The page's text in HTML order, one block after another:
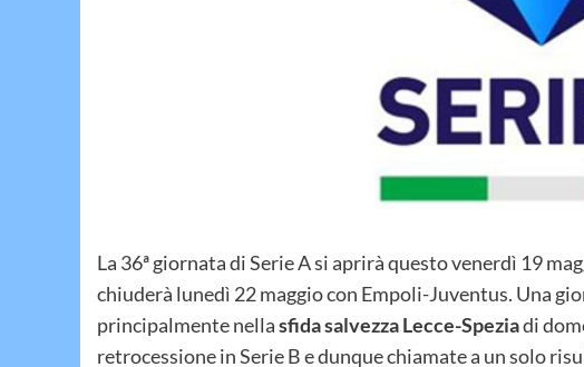
La 36ª giornata di Serie A si aprirà questo venerdì 19
chiuderà lunedì 22 maggio con Empoli-Juventus. Una
principalmente nellasfida salvezza Lecce-Speziadi
retrocessione in Serie B e dunque chiamate a un solo